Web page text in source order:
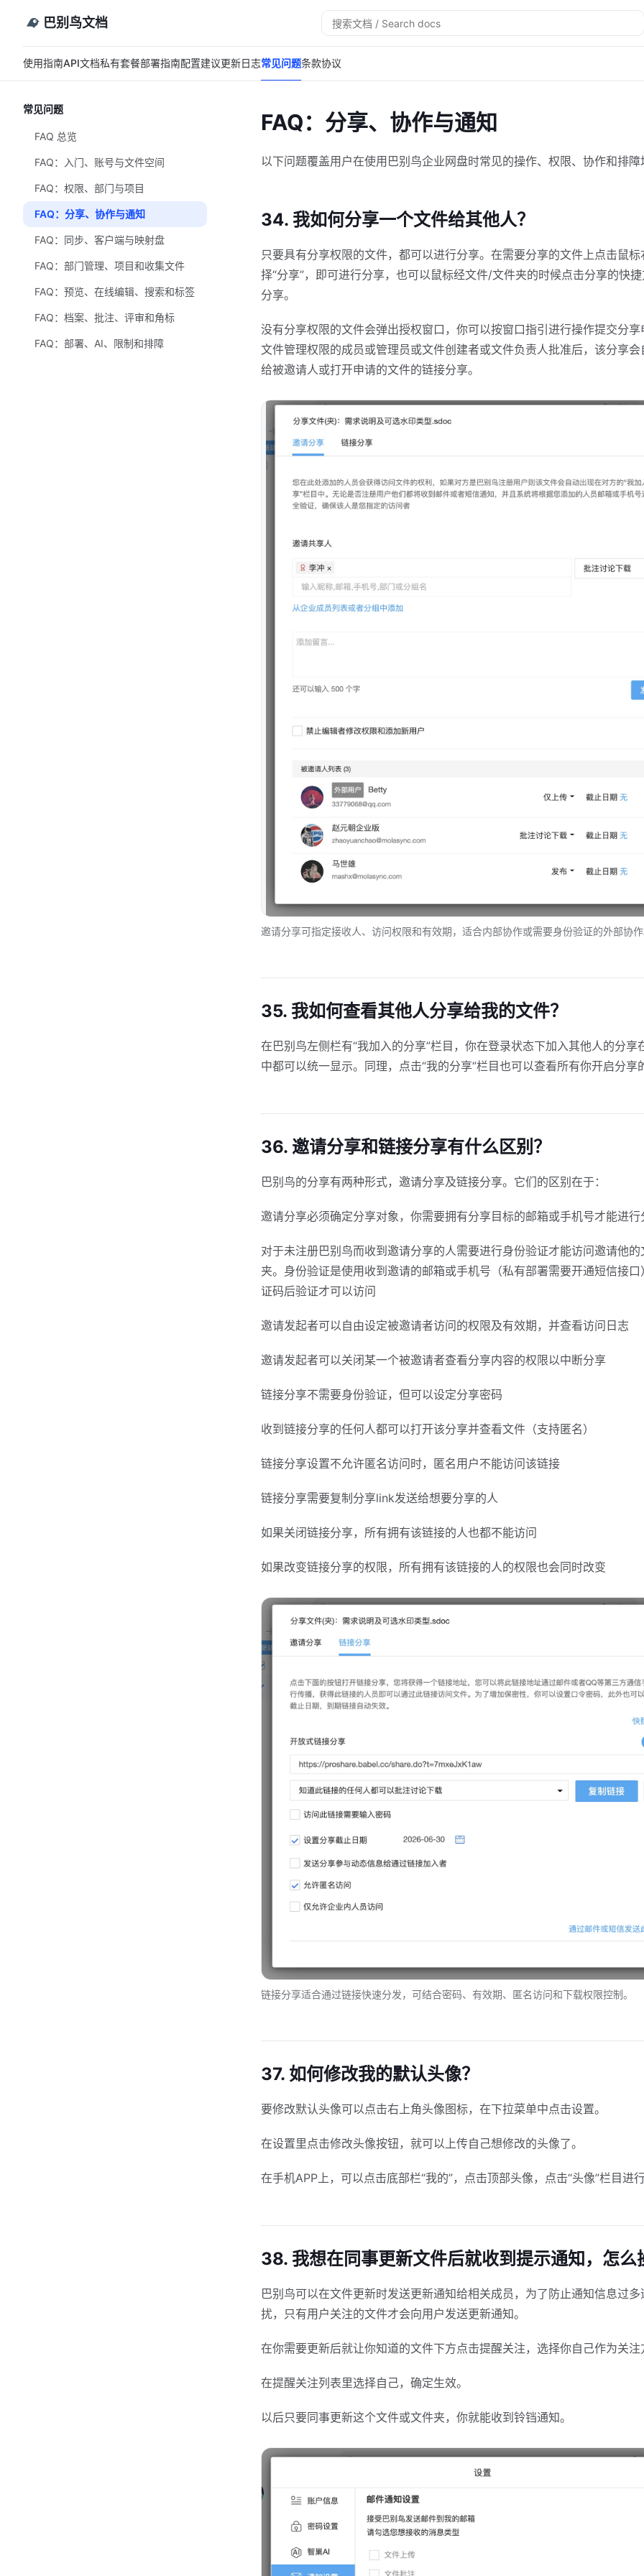
巴别鸟文档
搜
索
使用指南API文档私有套餐部署指南配置建议更新日志常见问题条款协议
常见问题
FAQ 总览
FAQ：入门、账号与文件空间
FAQ：权限、部门与项目
FAQ：分享、协作与通知
FAQ：同步、客户端与映射盘
FAQ：部门管理、项目和收集文件
FAQ：预览、在线编辑、搜索和标签
FAQ：档案、批注、评审和角标
FAQ：部署、AI、限制和排障
FAQ：分享、协作与通知
以下问题覆盖用户在使用巴别鸟企业网盘时常见的操作、权限、协作和排障
34. 我如何分享一个文件给其他人？
只要具有分享权限的文件，都可以进行分享。在需要分享的文件上点击鼠标
择“分享”，即可进行分享，也可以鼠标经文件/文件夹的时候点击分享的快
分享。
没有分享权限的文件会弹出授权窗口，你可以按窗口指引进行操作提交分享
文件管理权限的成员或管理员或文件创建者或文件负责人批准后，该分享会
给被邀请人或打开申请的文件的链接分享。
邀请分享可指定接收人、访问权限和有效期，适合内部协作或需要身份验证的外部协
35. 我如何查看其他人分享给我的文件？
在巴别鸟左侧栏有“我加入的分享”栏目，你在登录状态下加入其他人的分享
中都可以统一显示。同理，点击“我的分享”栏目也可以查看所有你开启分享
36. 邀请分享和链接分享有什么区别？
巴别鸟的分享有两种形式，邀请分享及链接分享。它们的区别在于：
邀请分享必须确定分享对象，你需要拥有分享目标的邮箱或手机号才能进行
对于未注册巴别鸟而收到邀请分享的人需要进行身份验证才能访问邀请他
夹。身份验证是使用收到邀请的邮箱或手机号（私有部署需要开通短信接口
证码后验证才可以访问
邀请发起者可以自由设定被邀请者访问的权限及有效期，并查看访问日志
邀请发起者可以关闭某一个被邀请者查看分享内容的权限以中断分享
链接分享不需要身份验证，但可以设定分享密码
收到链接分享的任何人都可以打开该分享并查看文件（支持匿名）
链接分享设置不允许匿名访问时，匿名用户不能访问该链接
链接分享需要复制分享link发送给想要分享的人
如果关闭链接分享，所有拥有该链接的人也都不能访问
如果改变链接分享的权限，所有拥有该链接的人的权限也会同时改变
链接分享适合通过链接快速分发，可结合密码、有效期、匿名访问和下载权限控制。
37. 如何修改我的默认头像？
要修改默认头像可以点击右上角头像图标，在下拉菜单中点击设置。
在设置里点击修改头像按钮，就可以上传自己想修改的头像了。
在手机APP上，可以点击底部栏“我的”，点击顶部头像，点击“头像”栏目进
38. 我想在同事更新文件后就收到提示通知，怎么
巴别鸟可以在文件更新时发送更新通知给相关成员，为了防止通知信息过多
扰，只有用户关注的文件才会向用户发送更新通知。
在你需要更新后就让你知道的文件下方点击提醒关注，选择你自己作为关注
在提醒关注列表里选择自己，确定生效。
以后只要同事更新这个文件或文件夹，你就能收到铃铛通知。